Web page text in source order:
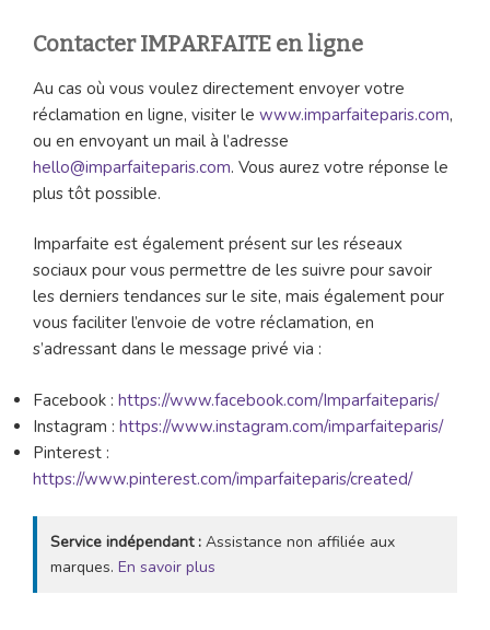
Contacter IMPARFAITE en ligne
Au cas où vous voulez directement envoyer votre
réclamation en ligne, visiter le www.imparfaiteparis.com,
ou en envoyant un mail à l’adresse
hello@imparfaiteparis.com. Vous aurez votre réponse le
plus tôt possible.
Imparfaite est également présent sur les réseaux
sociaux pour vous permettre de les suivre pour savoir
les derniers tendances sur le site, mais également pour
vous faciliter l’envoie de votre réclamation, en
s’adressant dans le message privé via :
Facebook : https://www.facebook.com/Imparfaiteparis/
Instagram : https://www.instagram.com/imparfaiteparis/
Pinterest :
https://www.pinterest.com/imparfaiteparis/created/
Service indépendant : Assistance non affiliée aux
marques. En savoir plus